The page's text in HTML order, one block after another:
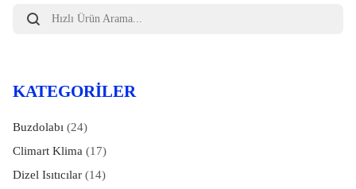
search
KATEGORILER
Buzdolabı (24)
Climart Klima (17)
Dizel Isıtıcılar(14)